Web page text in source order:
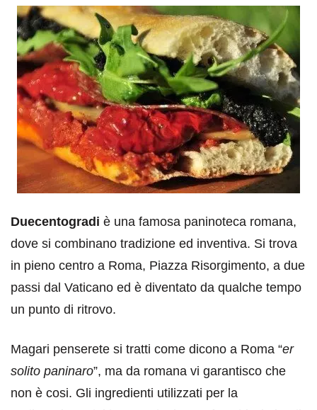
Duecentogradi è una famosa paninoteca romana,
dove si combinano tradizione ed inventiva. Si trova
in pieno centro a Roma, Piazza Risorgimento, a due
passi dal Vaticano ed è diventato da qualche tempo
un punto di ritrovo.
Magari penserete si tratti come dicono a Roma “er
solito paninaro”, ma da romana vi garantisco che
non è cosi. Gli ingredienti utilizzati per la